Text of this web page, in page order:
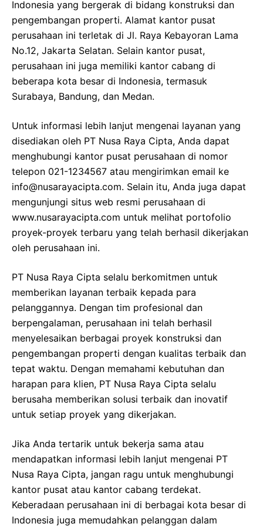
Indonesia yang bergerak di bidang konstruksi dan
pengembangan properti. Alamat kantor pusat
perusahaan ini terletak di Jl. Raya Kebayoran Lama
No.12, Jakarta Selatan. Selain kantor pusat,
perusahaan ini juga memiliki kantor cabang di
beberapa kota besar di Indonesia, termasuk
Surabaya, Bandung, dan Medan.
Untuk informasi lebih lanjut mengenai layanan yang
disediakan oleh PT Nusa Raya Cipta, Anda dapat
menghubungi kantor pusat perusahaan di nomor
telepon 021-1234567 atau mengirimkan email ke
info@nusarayacipta.com. Selain itu, Anda juga dapat
mengunjungi situs web resmi perusahaan di
www.nusarayacipta.com untuk melihat portofolio
proyek-proyek terbaru yang telah berhasil dikerjakan
oleh perusahaan ini.
PT Nusa Raya Cipta selalu berkomitmen untuk
memberikan layanan terbaik kepada para
pelanggannya. Dengan tim profesional dan
berpengalaman, perusahaan ini telah berhasil
menyelesaikan berbagai proyek konstruksi dan
pengembangan properti dengan kualitas terbaik dan
tepat waktu. Dengan memahami kebutuhan dan
harapan para klien, PT Nusa Raya Cipta selalu
berusaha memberikan solusi terbaik dan inovatif
untuk setiap proyek yang dikerjakan.
Jika Anda tertarik untuk bekerja sama atau
mendapatkan informasi lebih lanjut mengenai PT
Nusa Raya Cipta, jangan ragu untuk menghubungi
kantor pusat atau kantor cabang terdekat.
Keberadaan perusahaan ini di berbagai kota besar di
Indonesia juga memudahkan pelanggan dalam